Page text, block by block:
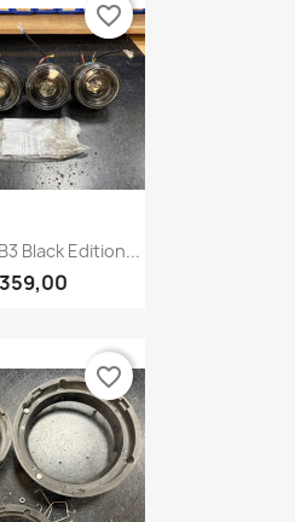
Black Edition...
favorite_border
favorite_border